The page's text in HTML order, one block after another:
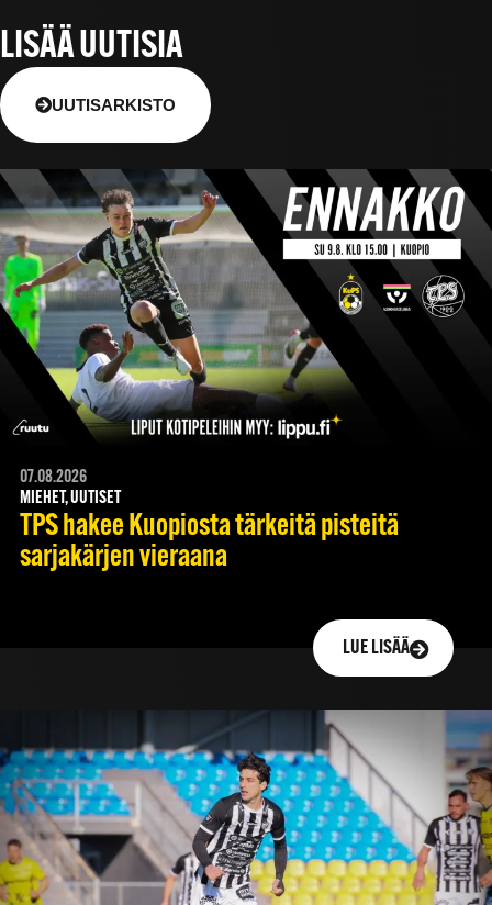
LISÄÄ UUTISIA
UUTISARKISTO
07.08.2026
MIEHET, UUTISET
TPS hakee Kuopiosta tärkeitä pisteitä
sarjakärjen vieraana
LUE LISÄÄ